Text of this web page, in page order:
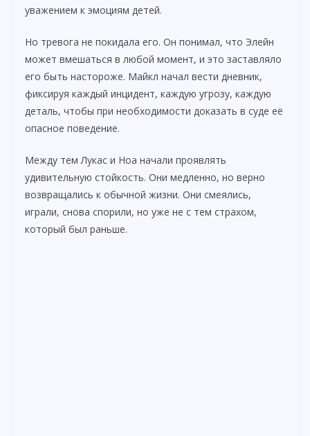
уважением к эмоциям детей.
Но тревога не покидала его. Он понимал, что Элейн
может вмешаться в любой момент, и это заставляло
его быть настороже. Майкл начал вести дневник,
фиксируя каждый инцидент, каждую угрозу, каждую
деталь, чтобы при необходимости доказать в суде её
опасное поведение.
Между тем Лукас и Ноа начали проявлять
удивительную стойкость. Они медленно, но верно
возвращались к обычной жизни. Они смеялись,
играли, снова спорили, но уже не с тем страхом,
который был раньше.